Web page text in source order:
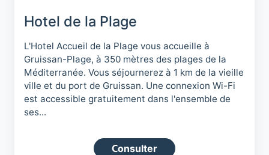
Hotel de la Plage
L'Hotel Accueil de la Plage vous accueille à
Gruissan-Plage, à 350 mètres des plages de la
Méditerranée. Vous séjournerez à 1 km de la vieille
ville et du port de Gruissan. Une connexion Wi-Fi
est accessible gratuitement dans l'ensemble de
ses...
Consulter